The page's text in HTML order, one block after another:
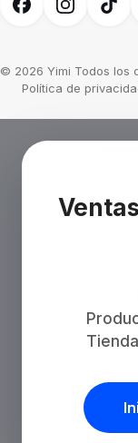
© 2026 Yimi Todos los
Política de